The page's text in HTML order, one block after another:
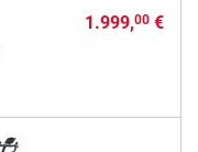
1.999,00€